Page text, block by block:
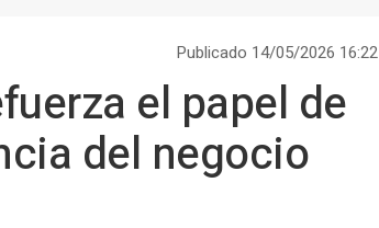
Publicado 14/05/2026 16:22
el papel de
del negocio